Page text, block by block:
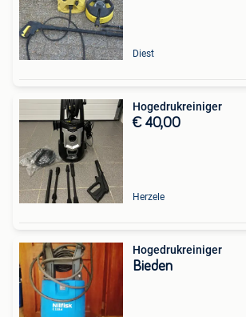
Diest
Hogedrukreiniger
€ 40,00
Herzele
Hogedrukreiniger
Bieden